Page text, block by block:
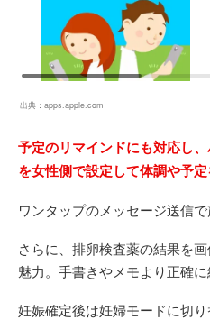
出典： apps.apple.com
予定のリマインドにも対応し
を女性側で設定して体調や予定
ワンタップのメッセージ送信で
さらに、排卵検査薬の結果を
魅力。手書きやメモより正確に
妊娠確定後は妊婦モードに切